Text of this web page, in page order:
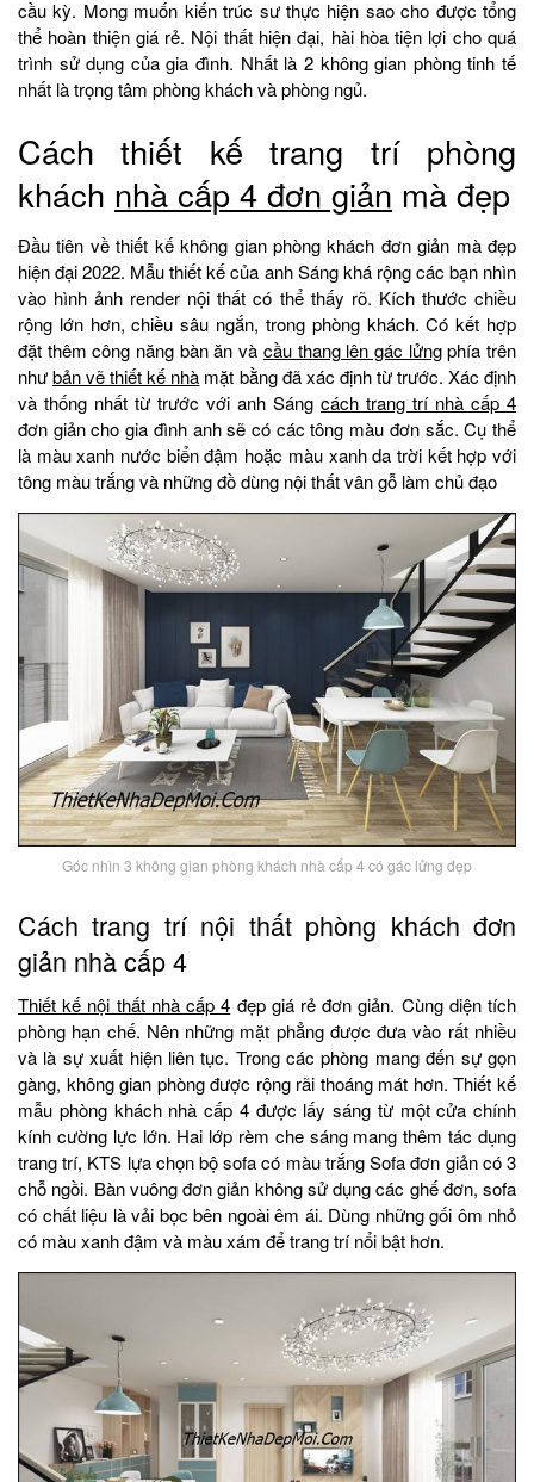
cầu kỳ. Mong muốn kiến trúc sư thực hiện sao cho được tổng
thể hoàn thiện giá rẻ. Nội thất hiện đại, hài hòa tiện lợi cho quá
trình sử dụng của gia đình. Nhất là 2 không gian phòng tinh tế
nhất là trọng tâm phòng khách và phòng ngủ.
Cách thiết kế trang trí phòng
khách nhà cấp 4 đơn giản mà đẹp
Đầu tiên về thiết kế không gian phòng khách đơn giản mà đẹp
hiện đại 2022. Mẫu thiết kế của anh Sáng khá rộng các bạn nhìn
vào hình ảnh render nội thất có thể thấy rõ. Kích thước chiều
rộng lớn hơn, chiều sâu ngắn, trong phòng khách. Có kết hợp
đặt thêm công năng bàn ăn và cầu thang lên gác lửngphía trên
nhưbản vẽ thiết kế nhà mặt bằng đã xác định từ trước. Xác định
và thống nhất từ trước với anh Sáng cách trang trí nhà cấp 4
đơn giản cho gia đình anh sẽ có các tông màu đơn sắc. Cụ thể
là màu xanh nước biển đậm hoặc màu xanh da trời kết hợp với
tông màu trắng và những đồ dùng nội thất vân gỗ làm chủ đạo
Góc nhìn 3 không gian phòng khách nhà cấp 4 có gác lửng đẹp
Cách trang trí nội thất phòng khách đơn
giản nhà cấp 4
Thiết kế nội thất nhà cấp 4 đẹp giá rẻ đơn giản. Cùng diện tích
phòng hạn chế. Nên những mặt phẳng được đưa vào rất nhiều
và là sự xuất hiện liên tục. Trong các phòng mang đến sự gọn
gàng, không gian phòng được rộng rãi thoáng mát hơn. Thiết kế
mẫu phòng khách nhà cấp 4 được lấy sáng từ một cửa chính
kính cường lực lớn. Hai lớp rèm che sáng mang thêm tác dụng
trang trí, KTS lựa chọn bộ sofa có màu trắng Sofa đơn giản có 3
chỗ ngồi. Bàn vuông đơn giản không sử dụng các ghế đơn, sofa
có chất liệu là vải bọc bên ngoài êm ái. Dùng những gối ôm nhỏ
có màu xanh đậm và màu xám để trang trí nổi bật hơn.